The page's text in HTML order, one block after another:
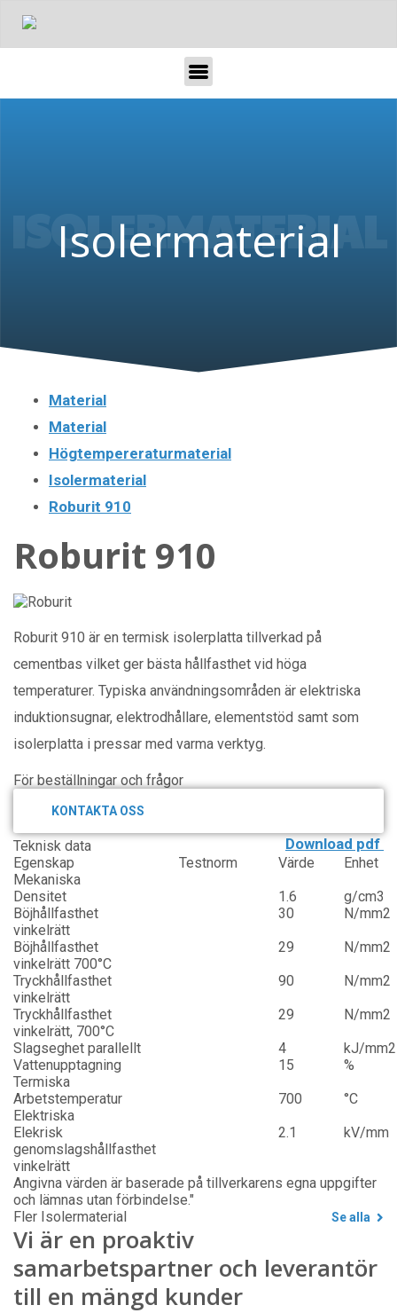
Isolermaterial
ISOLERMATERIAL
Material
Material
Högtempereraturmaterial
Isolermaterial
Roburit 910
Roburit 910
Roburit 910 är en termisk isolerplatta tillverkad på
cementbas vilket ger bästa hållfasthet vid höga
temperaturer. Typiska användningsområden är elektriska
induktionsugnar, elektrodhållare, elementstöd samt som
isolerplatta i pressar med varma verktyg.
För beställningar och frågor
KONTAKTA OSS
Teknisk data Download pdf
Egenskap Testnorm Värde
Enhet
Mekaniska
Densitet
1.6
g/cm3
Böjhållfasthet
vinkelrätt
30
N/mm2
Böjhållfasthet
vinkelrätt 700°C
29
N/mm2
Tryckhållfasthet
vinkelrätt
90
N/mm2
Tryckhållfasthet
vinkelrätt, 700°C
29
N/mm2
Slagseghet parallellt
4
kJ/mm2
Vattenupptagning
15
%
Termiska
Arbetstemperatur
700
°C
Elektriska
Elekrisk
genomslagshållfasthet
vinkelrätt
2.1 kV/mm
Angivna värden är baserade på tillverkarens egna uppgifter
och lämnas utan förbindelse."
Fler Isolermaterial
Se alla
Vi är en proaktiv
samarbetspartner och leverantör
till en mängd kunder